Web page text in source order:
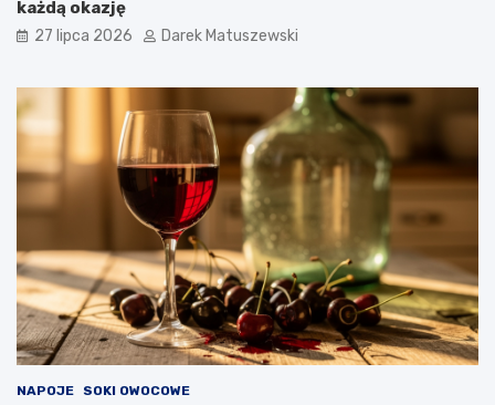
każdą okazję
27 lipca 2026 Darek Matuszewski
NAPOJE SOKI OWOCOWE